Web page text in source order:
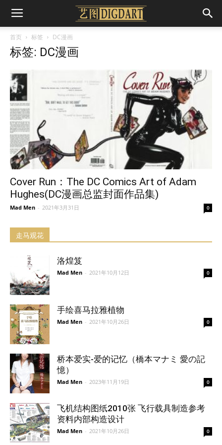
首页 标签 DC漫画
标签: DC漫画
Cover Run：The DC Comics Art of Adam
Hughes(DC漫画总监封面作品集)
Mad Men - 2021年3月31日 0
走马观花
洛煌笈
Mad Men - 2021年10月12日 0
手绘喜马拉雅植物
Mad Men - 2021年10月26日 0
桥本爱实-爱的记忆（橋本マナミ 愛の記
憶）
Mad Men - 2023年11月19日 0
飞机结构图纸2010张 飞行载具制造参考
资料内部构造设计
Mad Men - 2021年10月26日 0